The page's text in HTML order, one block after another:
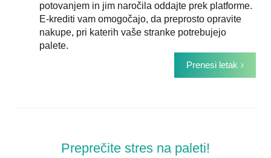
potovanjem in jim naročila oddajte prek platforme.
E-krediti vam omogočajo, da preprosto opravite
nakupe, pri katerih vaše stranke potrebujejo
palete.
Prenesi letak
Preprečite stres na paleti!